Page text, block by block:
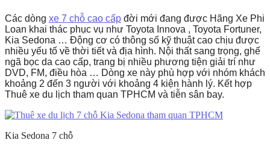
Các dòng xe 7 chỗ cao cấp đời mới đang được Hãng Xe Phi
Loan khai thác phục vụ như Toyota Innova , Toyota Fortuner,
Kia Sedona … Động cơ có thông số kỹ thuật cao chịu được
nhiều yếu tố về thời tiết và địa hình. Nội thất sang trọng, ghế
ngã bọc da cao cấp, trang bị nhiều phương tiện giải trí như
DVD, FM, điều hòa … Dòng xe này phù hợp với nhóm khách
khoảng 2 đến 3 người với khoảng 4 kiện hành lý. Kết hợp
Thuê xe du lịch tham quan TPHCM và tiễn sân bay.
Kia Sedona 7 chỗ